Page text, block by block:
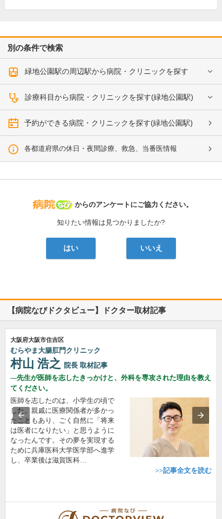
別の条件で検索
緑地公園駅の周辺駅から病院・クリニックを探す
診療科目から病院・クリニックを探す(緑地公園駅)
予約ができる病院・クリニックを探す(緑地公園駅)
各都道府県の休日・夜間診療、救急、当番医情報
病院なび
からのアンケートにご協力ください。
知りたい情報は見つかりましたか?
はい いいえ
【病院なびドクタビュー】ドクター取材記事
大阪府大阪市住吉区
むらやま大腸肛門クリニック
村山 浩之 院長 取材記事
先生が医師を志したきっかけと、外科を専攻された理由を教え
てください。
医師を志したのは、小学生の頃で
した。親戚に医療関係者が多かっ
たこともあり、ごく自然に「将来
は医者になりたい」と思うように
なったんです。その夢を実現する
ために兵庫医科大学医学部へ進学
し、卒業後は滋賀医科…
>>記事全文を読む